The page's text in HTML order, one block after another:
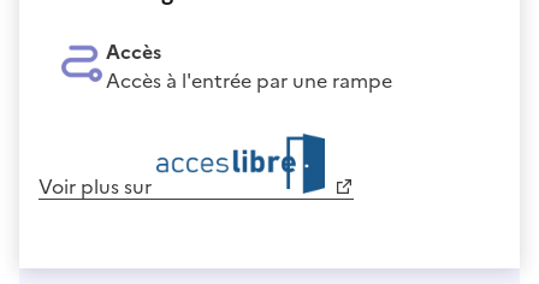
Accès
Accès à l'entrée par une rampe
Voir plus sur